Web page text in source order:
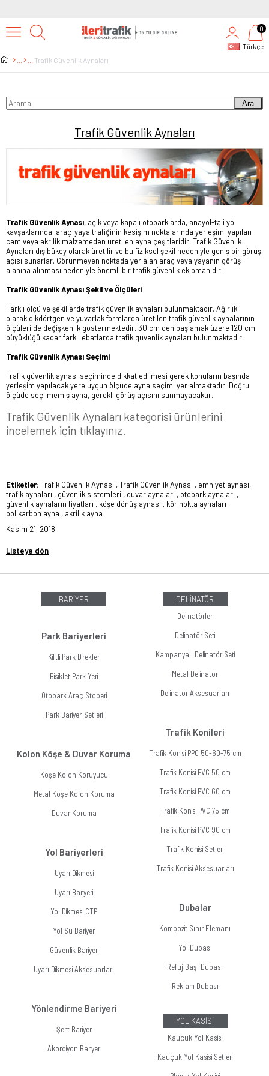
Türkçe
0
Trafik Güvenlik Aynaları
Ara
Trafik Güvenlik Aynaları
Trafik Güvenlik Aynası, açık veya kapalı otoparklarda, anayol-tali yol
kavşaklarında, araç-yaya trafiğinin kesişim noktalarında yerleşimi yapılan
cam veya akrilik malzemeden üretilen ayna çeşitleridir. Trafik Güvenlik
Aynaları dış bükey olarak üretilir ve bu fiziksel şekil nedeniyle geniş bir görüş
açısı sunarlar. Görünmeyen noktada yer alan araç veya yayanın görüş
alanına alınması nedeniyle önemli bir trafik güvenlik ekipmanıdır.
Trafik Güvenlik Aynası Şekil ve Ölçüleri
Farklı ölçü ve şekillerde trafik güvenlik aynaları bulunmaktadır. Ağırlıklı
olarak dikdörtgen ve yuvarlak formlarda üretilen trafik güvenlik aynalarının
ölçüleri de değişkenlik göstermektedir. 30 cm den başlamak üzere 120 cm
büyüklüğü kadar farklı ebatlarda trafik güvenlik aynaları bulunmaktadır.
Trafik Güvenlik Aynası Seçimi
Trafik güvenlik aynası seçiminde dikkat edilmesi gerek konuların başında
yerleşim yapılacak yere uygun ölçüde ayna seçimi yer almaktadır. Doğru
ölçüde seçilmemiş ayna, gerekli görüş açısını sunmayacaktır.
Trafik Güvenlik Aynaları kategorisi ürünlerini
incelemek için tıklayınız.
Etiketler: Trafik Güvenlik Aynası , Trafik Güvenlik Aynası , emniyet aynası,
trafik aynaları , güvenlik sistemleri , duvar aynaları , otopark aynaları ,
güvenlik aynaların fiyatları , köşe dönüş aynası , kör nokta aynaları ,
polikarbon ayna , akrilik ayna
Kasım 21, 2018
Listeye dön
BARİYER
Park Bariyerleri
Kilitli Park Direkleri
Bisiklet Park Yeri
Otopark Araç Stoperi
Park Bariyeri Setleri
Kolon Köşe & Duvar Koruma
Köşe Kolon Koruyucu
Metal Köşe Kolon Koruma
Duvar Koruma
Yol Bariyerleri
Uyarı Dikmesi
Uyarı Bariyeri
Yol Dikmesi CTP
Yol Su Bariyeri
Güvenlik Bariyeri
Uyarı Dikmesi Aksesuarları
Yönlendirme Bariyeri
Şerit Bariyer
Akordiyon Bariyer
DELİNATÖR
Delinatörler
Delinatör Seti
Kampanyalı Delinatör Seti
Metal Delinatör
Delinatör Aksesuarları
Trafik Konileri
Trafik Konisi PPC 50-60-75 cm
Trafik Konisi PVC 50 cm
Trafik Konisi PVC 60 cm
Trafik Konisi PVC 75 cm
Trafik Konisi PVC 90 cm
Trafik Konisi Setleri
Trafik Konisi Aksesuarları
Dubalar
Kompozit Sınır Elemanı
Yol Dubası
Refuj Başı Dubası
Reklam Dubası
YOL KASİSİ
Kauçuk Yol Kasisi
Kauçuk Yol Kasisi Setleri